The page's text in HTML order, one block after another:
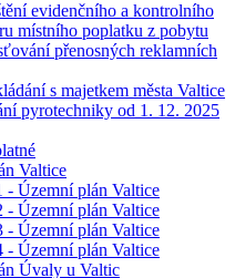
evidenčního a kontrolního
místního poplatku z pobytu
přenosných reklamních
s majetkem města Valtice
pyrotechniky od 1. 12. 2025
Valtice
- Územní plán Valtice
- Územní plán Valtice
- Územní plán Valtice
- Územní plán Valtice
Úvaly u Valtic